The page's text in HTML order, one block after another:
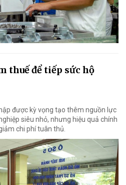
thuế để tiếp sức hộ
được kỳ vọng tạo thêm nguồn lực
siêu nhỏ, nhưng hiệu quả chính
chi phí tuân thủ.